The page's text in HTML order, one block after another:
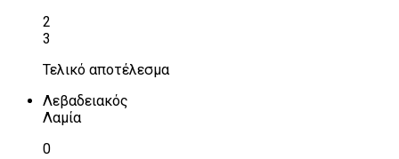
2
3
Τελικό αποτέλεσμα
Λεβαδειακός
Λαμία
0